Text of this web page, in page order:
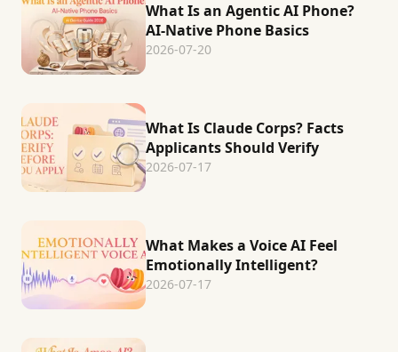
What Is an Agentic AI Phone?
AI-Native Phone Basics
2026-07-20
What Is Claude Corps? Facts
Applicants Should Verify
2026-07-17
What Makes a Voice AI Feel
Emotionally Intelligent?
2026-07-17